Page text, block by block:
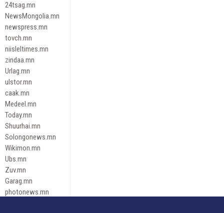
24tsag.mn
NewsMongolia.mn
newspress.mn
tovch.mn
niisleltimes.mn
zindaa.mn
Urlag.mn
ulstor.mn
caak.mn
Medeel.mn
Today.mn
Shuurhai.mn
Solongonews.mn
Wikimon.mn
Ubs.mn
Zuv.mn
Garag.mn
photonews.mn